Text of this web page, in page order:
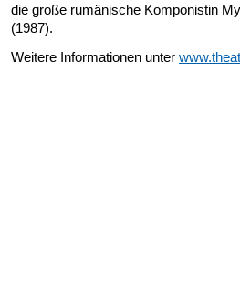
die große rumänische Komponistin
(1987).
Weitere Informationen unter